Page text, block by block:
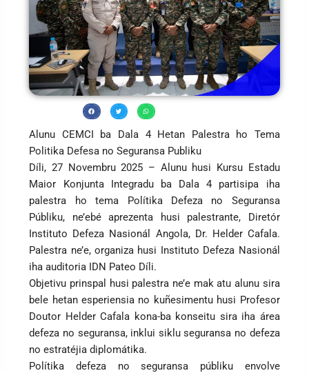
Alunu CEMCI ba Dala 4 Hetan Palestra ho Tema
Politika Defesa no Seguransa Publiku
Díli, 27 Novembru 2025 – Alunu husi Kursu Estadu
Maior Konjunta Integradu ba Dala 4 partisipa iha
palestra ho tema Polítika Defeza no Seguransa
Públiku, ne’ebé aprezenta husi palestrante, Diretór
Instituto Defeza Nasionál Angola, Dr. Helder Cafala.
Palestra ne’e, organiza husi Instituto Defeza Nasionál
iha auditoria IDN Pateo Díli.
Objetivu prinspal husi palestra ne’e mak atu alunu sira
bele hetan esperiensia no kuñesimentu husi Profesor
Doutor Helder Cafala kona-ba konseitu sira iha área
defeza no seguransa, inklui siklu seguransa no defeza
no estratéjia diplomátika.
Polítika defeza no seguransa públiku envolve